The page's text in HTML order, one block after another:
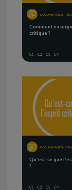
DOCUMENTATION
Comment
critique ?
C1 C2 C3 C4
DOCUMENTATION
Qu'est-ce que
?
C1 C2 C3 C4